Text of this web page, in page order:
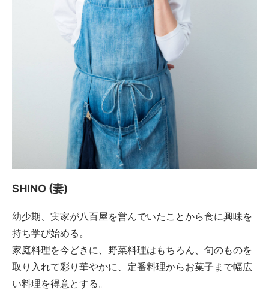
SHINO (妻)
幼少期、実家が八百屋を営んでいたことから食に興味を
持ち学び始める。
家庭料理を今どきに、野菜料理はもちろん、旬のものを
取り入れて彩り華やかに、定番料理からお菓子まで幅広
い料理を得意とする。